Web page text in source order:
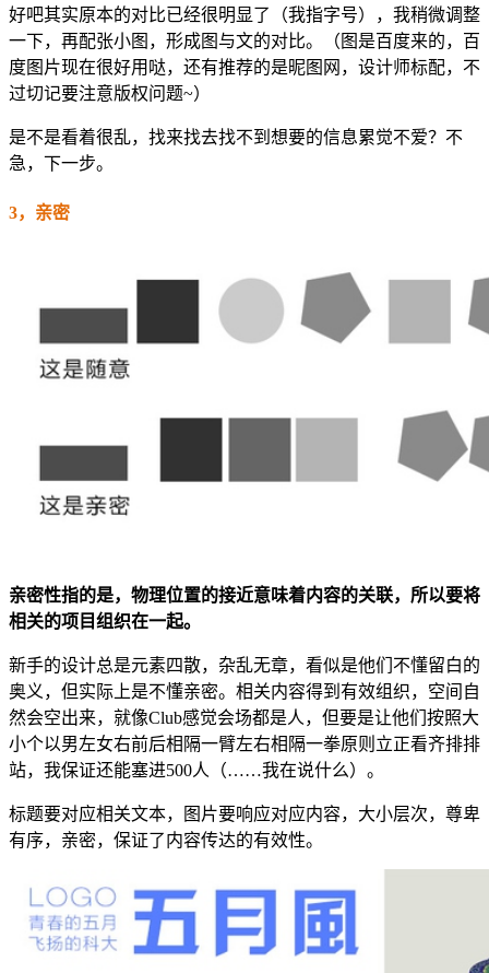
好吧其实原本的对比已经很明显了（我指字号），我稍微调整
一下，再配张小图，形成图与文的对比。（图是百度来的，百
度图片现在很好用哒，还有推荐的是昵图网，设计师标配，不
过切记要注意版权问题~）
是不是看着很乱，找来找去找不到想要的信息累觉不爱？不
急，下一步。
3，亲密
亲密性指的是，物理位置的接近意味着内容的关联，所以要将
相关的项目组织在一起。
新手的设计总是元素四散，杂乱无章，看似是他们不懂留白的
奥义，但实际上是不懂亲密。相关内容得到有效组织，空间自
然会空出来，就像Club感觉会场都是人，但要是让他们按照大
小个以男左女右前后相隔一臂左右相隔一拳原则立正看齐排排
站，我保证还能塞进500人（……我在说什么）。
标题要对应相关文本，图片要响应对应内容，大小层次，尊卑
有序，亲密，保证了内容传达的有效性。